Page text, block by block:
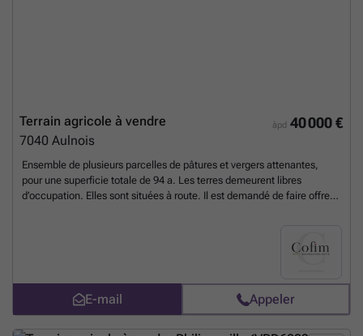
àpd 40 000 €
Terrain agricole à vendre
7040 Aulnois
Ensemble de plusieurs parcelles de pâtures et vergers attenantes,
pour une superficie totale de 94 a. Les terres demeurent libres
d’occupation. Elles sont situées à route. Il est demandé de faire offre à
E-mail Appeler